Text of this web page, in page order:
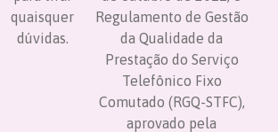
quaisquer
dúvidas.
Regulamento de Gestão
da Qualidade da
Prestação do Serviço
Telefônico Fixo
Comutado (RGQ-STFC),
aprovado pela